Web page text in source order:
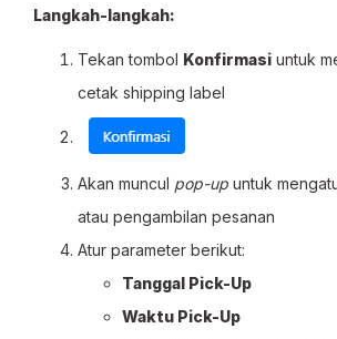
Langkah-langkah:
Tekan tombol Konfirmasi untuk
cetak shipping label
Akan muncul pop-up untuk
atau pengambilan pesanan
Atur parameter berikut:
Tanggal Pick-Up
Waktu Pick-Up